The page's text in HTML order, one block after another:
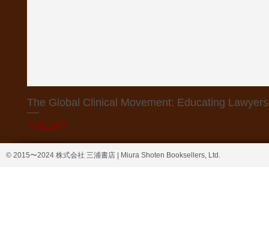
The Global Clinical Movement: Educating
価格
￥41,140
© 2015〜2024 株式会社 三浦書店 | Miura Shoten Booksellers, Ltd.